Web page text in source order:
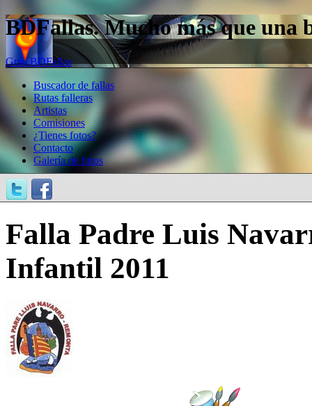
BDFallas. Mucho más que una
Guía BDFallas
Buscador de fallas
Rutas falleras
Artistas
Comisiones
¿Tienes fotos?
Contacto
Galería de fotos
Falla Padre Luis
Infantil 2011